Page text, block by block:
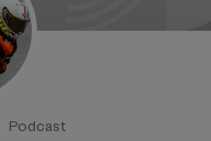
Podcast